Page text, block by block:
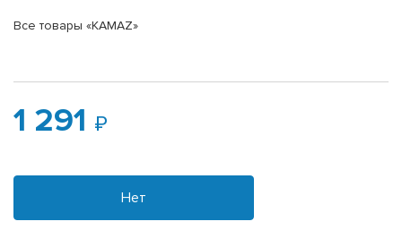
Все товары «KAMAZ»
1 291
Нет